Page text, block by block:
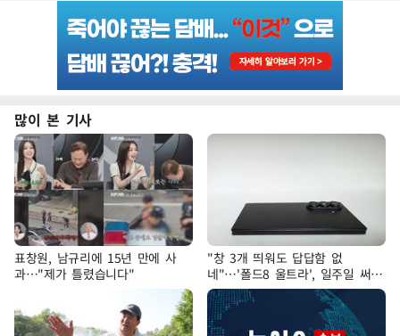
많이 본 기사
표창원, 남규리에 15년 만에 사
과…"제가 틀렸습니다"
"창 3개 띄워도 답답함 없
네"…'폴드8 울트라', 일주일 써보
니